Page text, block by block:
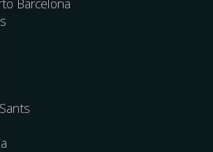
Barcelona